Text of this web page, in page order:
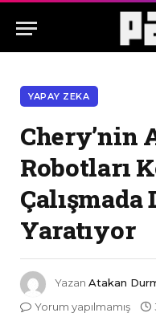
YAPAY ZEKA
Chery’nin
Robotları
Yaratıyor
Yazan Atakan
Yorum yapılmamış